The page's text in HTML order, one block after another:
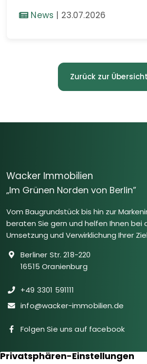
News | 23.07.2026
Zurück zur Übersicht
Wacker Immobilien
„Im Grünen Norden von Berlin”
Vom Baugrundstück bis hin zur
beraten Sie gern und helfen Ihnen bei
Umsetzung und Verwirklichung Ihrer
Berliner Str. 218-220
16515 Oranienburg
+49 3301 591111
info@wacker-immobilien.de
Folgen Sie uns auf facebook
Immobilien Downloads